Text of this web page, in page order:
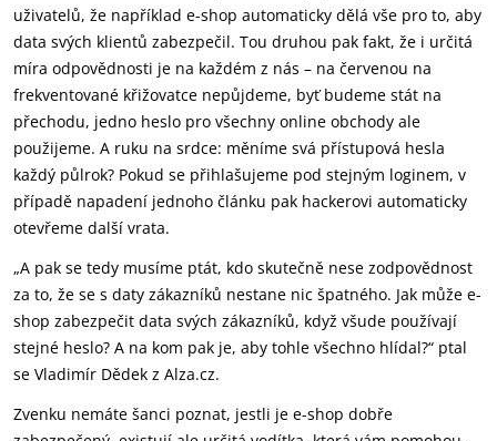
uživatelů, že například e-shop automaticky dělá vše pro to, aby
data svých klientů zabezpečil. Tou druhou pak fakt, že i určitá
míra odpovědnosti je na každém z nás – na červenou na
frekventované křižovatce nepůjdeme, byť budeme stát na
přechodu, jedno heslo pro všechny online obchody ale
použijeme. A ruku na srdce: měníme svá přístupová hesla
každý půlrok? Pokud se přihlašujeme pod stejným loginem, v
případě napadení jednoho článku pak hackerovi automaticky
otevřeme další vrata.
„A pak se tedy musíme ptát, kdo skutečně nese zodpovědnost
za to, že se s daty zákazníků nestane nic špatného. Jak může e-
shop zabezpečit data svých zákazníků, když všude používají
stejné heslo? A na kom pak je, aby tohle všechno hlídal?“ ptal
se Vladimír Dědek z Alza.cz.
Zvenku nemáte šanci poznat, jestli je e-shop dobře